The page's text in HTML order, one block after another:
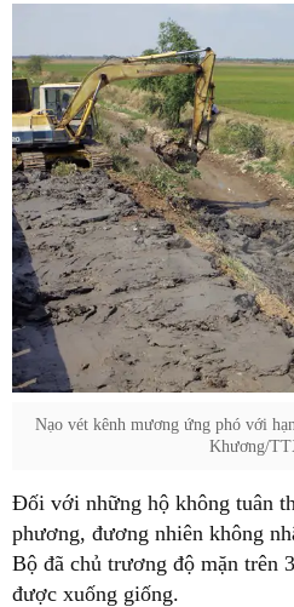
Nạo vét kênh mương ứng phó với
Khương/
Đối với những hộ không tuân
phương, đương nhiên không
Bộ đã chủ trương độ mặn trên
được xuống giống.